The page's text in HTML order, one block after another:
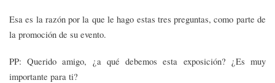
Esa es la razón por la que le hago estas tres preguntas, como parte de
la promoción de su evento.
PP: Querido amigo, ¿a qué debemos esta exposición? ¿Es muy
importante para ti?